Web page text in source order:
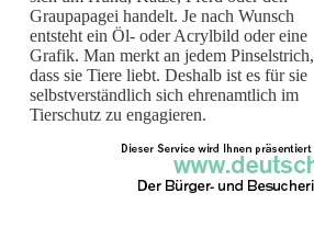
Graupapagei handelt. Je nach Wunsch
entsteht ein Öl- oder Acrylbild oder eine
Grafik. Man merkt an jedem Pinselstrich,
dass sie Tiere liebt. Deshalb ist es für sie
selbstverständlich sich ehrenamtlich im
Tierschutz zu engagieren.